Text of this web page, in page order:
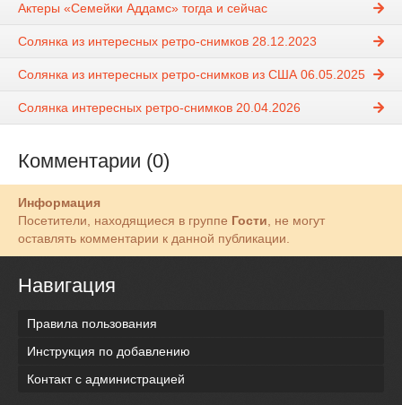
Актеры «Семейки Аддамс» тогда и сейчас
Солянка из интересных ретро-снимков 28.12.2023
Солянка из интересных ретро-снимков из США 06.05.2025
Солянка интересных ретро-снимков 20.04.2026
Комментарии (0)
Информация
Посетители, находящиеся в группе Гости, не могут
оставлять комментарии к данной публикации.
Навигация
Правила пользования
Инструкция по добавлению
Контакт с администрацией